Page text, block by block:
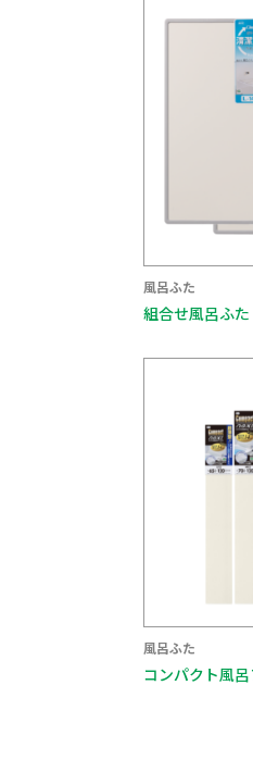
風呂ふた
組合せ風呂ふ
風呂ふた
コンパクト風